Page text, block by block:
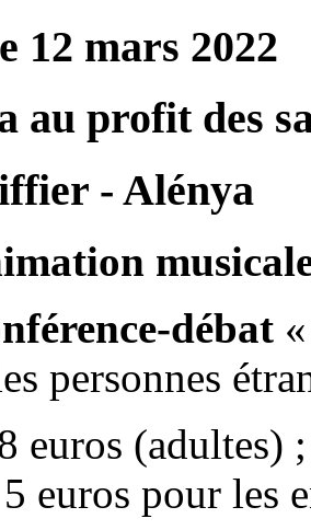
12 mars 2022
au profit des
- Alénya
débat
personnes
euros (adultes)
euros pour les